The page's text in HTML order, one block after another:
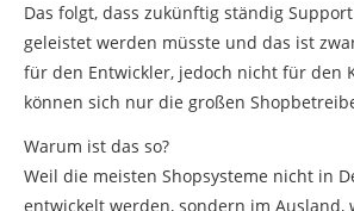
Das folgt, dass zukünftig ständig
geleistet werden müsste und das ist
für den Entwickler, jedoch nicht für den
können sich nur die großen
Warum ist das so?
Weil die meisten Shopsysteme nicht in
entwickelt werden, sondern im Ausland,